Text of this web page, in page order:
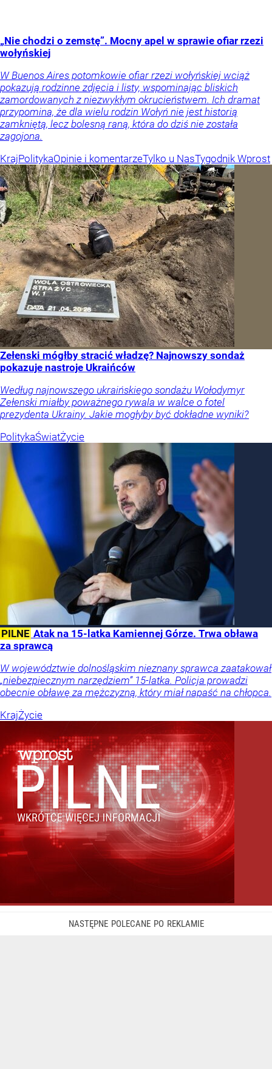
„Nie chodzi o zemstę”. Mocny apel w sprawie ofiar rzezi
wołyńskiej
W Buenos Aires potomkowie ofiar rzezi wołyńskiej wciąż
pokazują rodzinne zdjęcia i listy, wspominając bliskich
zamordowanych z niezwykłym okrucieństwem. Ich dramat
przypomina, że dla wielu rodzin Wołyń nie jest historią
zamkniętą, lecz bolesną raną, która do dziś nie została
zagojona.
KrajPolitykaOpinie i komentarzeTylko u NasTygodnik Wprost
Zełenski mógłby stracić władzę? Najnowszy sondaż
pokazuje nastroje Ukraińców
Według najnowszego ukraińskiego sondażu Wołodymyr
Zełenski miałby poważnego rywala w walce o fotel
prezydenta Ukrainy. Jakie mogłyby być dokładne wyniki?
PolitykaŚwiatŻycie
PILNE Atak na 15-latka Kamiennej Górze. Trwa obława
za sprawcą
W województwie dolnośląskim nieznany sprawca zaatakował
„niebezpiecznym narzędziem” 15-latka. Policja prowadzi
obecnie obławę za mężczyzną, który miał napaść na chłopca.
KrajŻycie